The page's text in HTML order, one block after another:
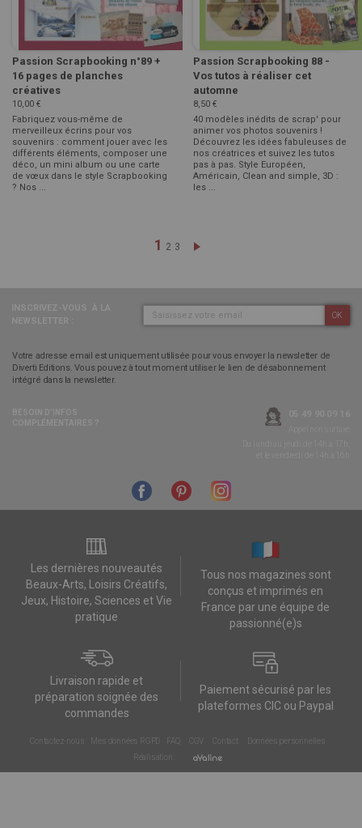
Passion Scrapbooking n°89 +
16 pages de planches
créatives
10,00 €
Fabriquez vous-même de
merveilleux écrins pour vos
souvenirs : comment jouer avec les
différents éléments, composer une
déco, un mini album ou une carte
de vœux dans le style Scrapbooking
? Nos ...
Passion Scrapbooking 88 -
Vos tutos à réaliser cet
automne
8,50 €
40 modèles inédits de scrap' pour
animer vos photos souvenirs !
Découvrez les idées fabuleuses de
nos créatrices et suivez les tutos
pas à pas. Style Européen,
Américain, Clean and simple, 3D :
les ...
Page
Vous lisez actuellement la
1 Page
2 Page
3 Page
Suivant
OK
Votre adresse email est uniquement utilisée pour vous envoyer la newsletter de
Diverti Editions. Vous pouvez à tout moment utiliser le lien de désabonnement
intégré dans la newsletter.
Les dernières nouveautés
Beaux-Arts, Loisirs Créatifs,
Jeux, Histoire, Sciences et Vie
pratique
Tous nos magazines sont
conçus et imprimés en
France par une équipe de
passionné(e)s
Livraison rapide et
préparation soignée des
commandes
Paiement sécurisé par les
plateformes CIC ou Paypal
Contactez-nous Mes données RGPD FAQ CGV Contact
Données personnelles
Réalisation :